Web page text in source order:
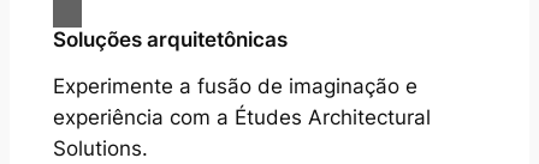
Soluções arquitetônicas
Experimente a fusão de imaginação e
experiência com a Études Architectural
Solutions.